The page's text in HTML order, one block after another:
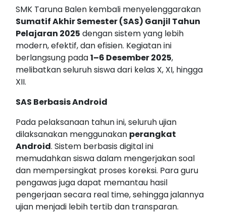
SMK Taruna Balen kembali menyelenggarakan
Sumatif Akhir Semester (SAS) Ganjil Tahun
Pelajaran 2025 dengan sistem yang lebih
modern, efektif, dan efisien. Kegiatan ini
berlangsung pada1–6 Desember 2025,
melibatkan seluruh siswa dari kelas X, XI, hingga
XII.
SAS Berbasis Android
Pada pelaksanaan tahun ini, seluruh ujian
dilaksanakan menggunakan perangkat
Android. Sistem berbasis digital ini
memudahkan siswa dalam mengerjakan soal
dan mempersingkat proses koreksi. Para guru
pengawas juga dapat memantau hasil
pengerjaan secara real time, sehingga jalannya
ujian menjadi lebih tertib dan transparan.